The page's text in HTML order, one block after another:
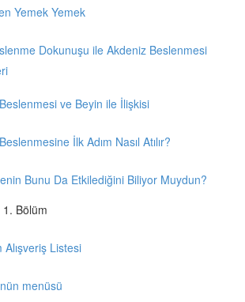
Yemek Yemek
Dokunuşu ile Akdeniz Beslenmesi
ve Beyin ile İlişkisi
İlk Adım Nasıl Atılır?
Bunu Da Etkilediğini Biliyor Muydun?
Bölüm
Alışveriş Listesi
menüsü